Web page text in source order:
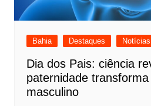
Bahia Destaques Notícias
Dia dos Pais: ciência
paternidade
masculino